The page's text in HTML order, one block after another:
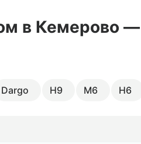
в Кемерово
Dargo H9 M6 H6